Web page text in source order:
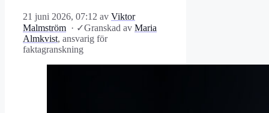
21 juni 2026, 07:12 av Viktor
Malmström · ✓Granskad av Maria
Almkvist, ansvarig för
faktagranskning